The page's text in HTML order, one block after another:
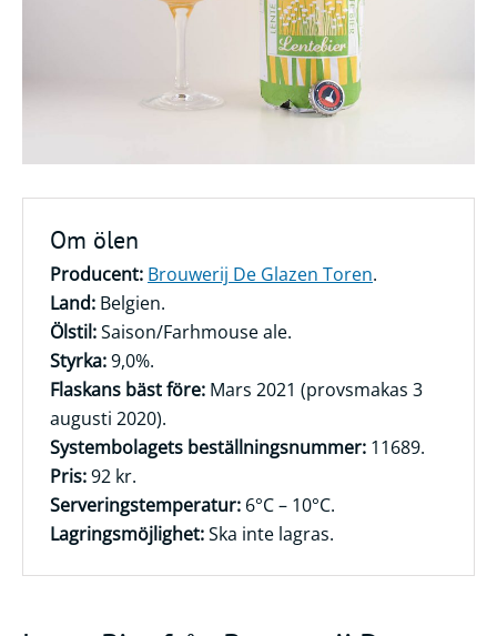
Om ölen
Producent: Brouwerij De Glazen Toren.
Land: Belgien.
Ölstil:Saison/Farhmouse ale.
Styrka:9,0%.
Flaskans bäst före: Mars 2021 (provsmakas 3
augusti 2020).
Systembolagets beställningsnummer: 11689.
Pris:92 kr.
Serveringstemperatur: 6°C – 10°C.
Lagringsmöjlighet:Ska inte lagras.